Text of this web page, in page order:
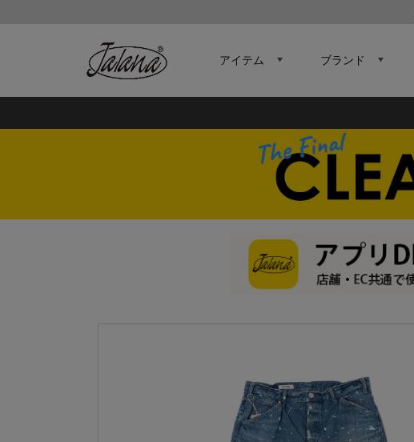
アイテム ブランド